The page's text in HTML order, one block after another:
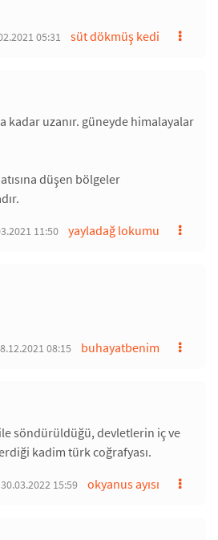
süt dökmüş kedi
05:31
kadar uzanır. güneyde himalayalar
düşen bölgeler
yayladağ lokumu
11:50
buhayatbenim
08:15
ile söndürüldüğü, devletlerin iç ve
kadim türk coğrafyası.
okyanus ayısı
30.03.2022 15:59